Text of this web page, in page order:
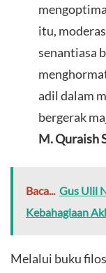
itu,
senantiasa
adil dalam
bergerak
M. Quraish
Baca... Gus Ulil
Kebahagiaan
​Melalui buku